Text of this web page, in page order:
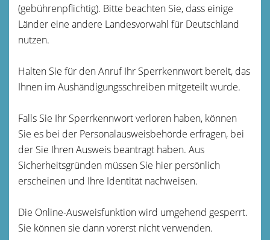
(gebührenpflichtig). Bitte beachten Sie, dass einige
Länder eine andere Landesvorwahl für Deutschland
nutzen.
Halten Sie für den Anruf Ihr Sperrkennwort bereit, das
Ihnen im Aushändigungsschreiben mitgeteilt wurde.
Falls Sie Ihr Sperrkennwort verloren haben, können
Sie es bei der Personalausweisbehörde erfragen, bei
der Sie Ihren Ausweis beantragt haben. Aus
Sicherheitsgründen müssen Sie hier persönlich
erscheinen und Ihre Identität nachweisen.
Die Online-Ausweisfunktion wird umgehend gesperrt.
Sie können sie dann vorerst nicht verwenden.